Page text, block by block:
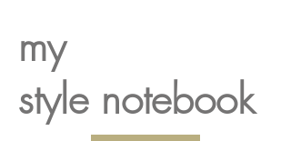
my
style notebook